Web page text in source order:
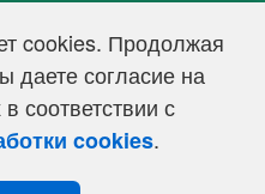
cookies. Продолжая
даете согласие на
соответствии с
cookies.
г.
Эл № ФС 77-39848, выдано
сфере связи,
коммуникаций